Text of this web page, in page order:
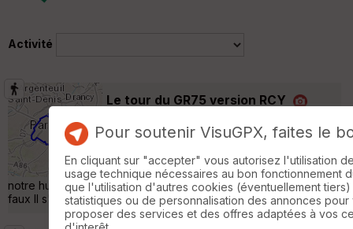
Activité
Le tour du GR75 version RCY
Randonnée Pédestre 51 km 490 m
Petite rando en trio (Jean Luc - Véro - me
)avec un GR75 parfois un peu modifié selon
notre humeur du moment attention le dénivelé de visugpx est
faux Il s'agit de +- 650 mètres en positif et négatif »
Pour soutenir VisuGPX, faites le
En cliquant sur "accepter" vous autorisez l'utilisation
usage technique nécessaires au bon fonctionnement
que l'utilisation d'autres cookies (éventuellement
statistiques ou de personnalisation des annonces pour
proposer des services et des offres adaptées à vos